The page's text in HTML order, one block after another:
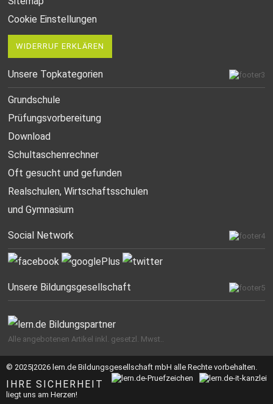
Cookie Einstellungen
WIDERRUF ERKLÄREN
Unsere Topkategorien
Grundschule
Prüfungsvorbereitung
Download
Schultaschenrechner
Oft gesucht und gefunden
Realschulen,Wirtschaftsschulen
und Gymnasium
Social Network
Unsere Bildungsgesellschaft
Alle angebotenen Artikel inkl. gesetzl. Mwst..
© 2025|2026 lern.de Bildungsgesellschaft mbH alle Rechte vorbehalten.
IHRE SICHERHEIT
liegt uns am Herzen!